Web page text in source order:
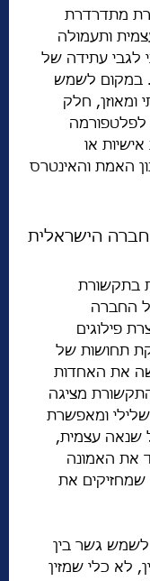
מתדרדרת
ותעמולה
לגבי עתידה של
במקום לשמש
ומאוזן, חלק
לפלטפורמה
או
האמת והאינטרס
הישראלית
בתקשורת
החברה
פילוגים
תחושות של
את האחדות
מציגה
ומאפשרת
שנאה עצמית,
את האמונה
שמחזיקים את
גשר בין
לא כלי שמזין